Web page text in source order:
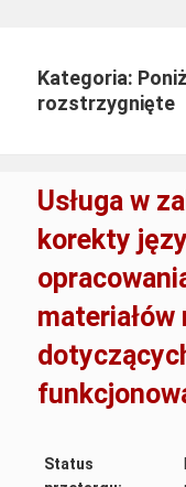
Kategoria:
rozstrzygnięte
Usługa w
korekty
Status